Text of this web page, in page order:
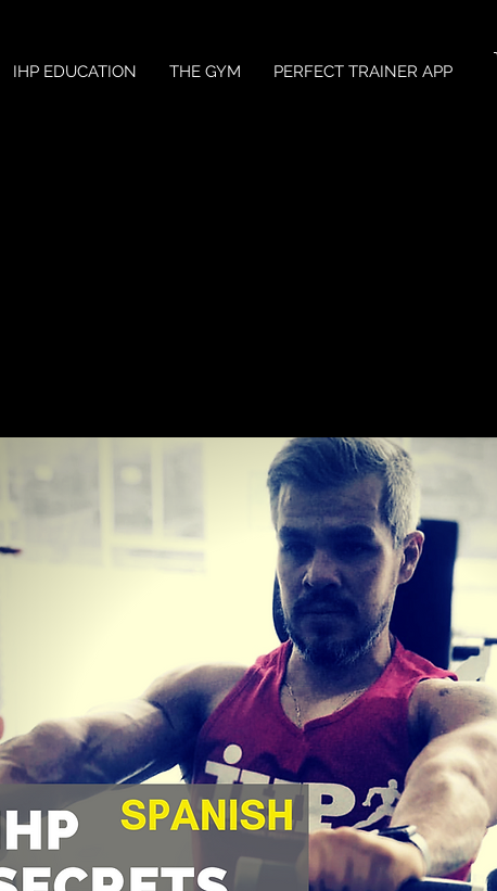
IHP EDUCATION THE GYM PERFECT TRAINER APP